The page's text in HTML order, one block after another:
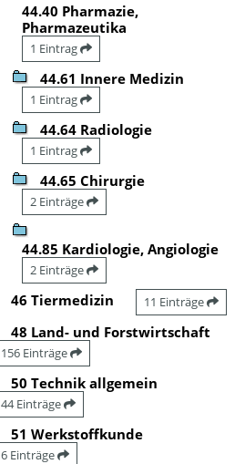
44.40 Pharmazie,
Pharmazeutika
1 Eintrag
44.61 Innere Medizin
1 Eintrag
44.64 Radiologie
1 Eintrag
44.65 Chirurgie
2 Einträge
44.85 Kardiologie, Angiologie
2 Einträge
46 Tiermedizin 11 Einträge
48 Land- und Forstwirtschaft
156 Einträge
50 Technik allgemein
44 Einträge
51 Werkstoffkunde
6 Einträge